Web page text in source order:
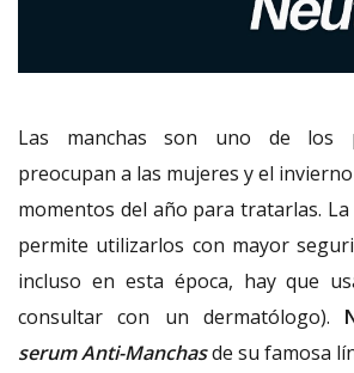
Las manchas son uno de los
preocupan a las mujeres y el
momentos del año para tratarlas.
permite utilizarlos con mayor
incluso en esta época, hay que
consultar con un dermatólogo).
serum Anti-Manchasde su famosa